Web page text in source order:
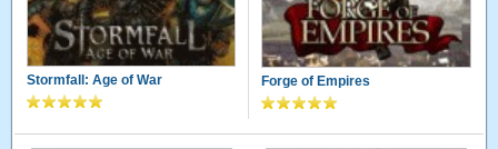
Stormfall: Age of War Forge of Empires